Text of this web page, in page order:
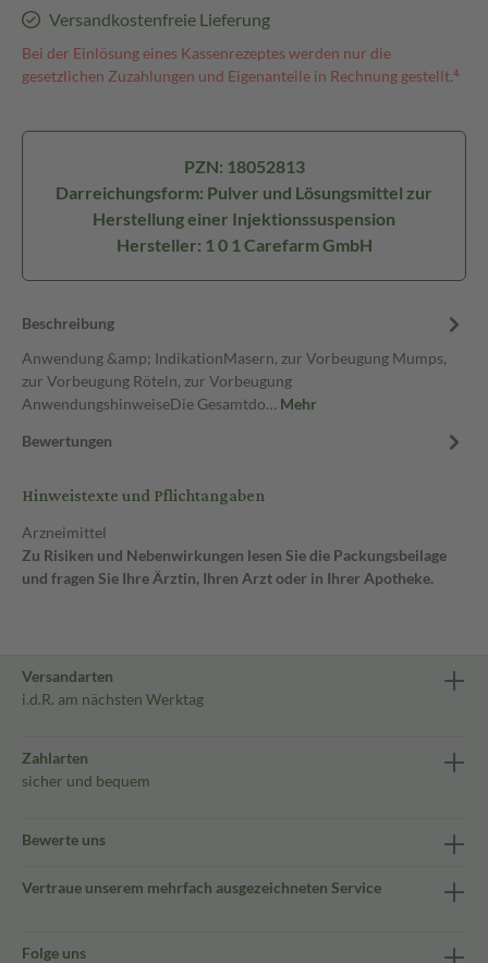
Versandkostenfreie Lieferung
Bei der Einlösung eines Kassenrezeptes werden nur die
gesetzlichen Zuzahlungen und Eigenanteile in Rechnung gestellt.⁴
PZN: 18052813
Darreichungsform: Pulver und Lösungsmittel zur
Herstellung einer Injektionssuspension
Hersteller: 1 0 1 Carefarm GmbH
Beschreibung
Anwendung &amp; IndikationMasern, zur Vorbeugung Mumps,
zur Vorbeugung Röteln, zur Vorbeugung
AnwendungshinweiseDie Gesamtdo… Mehr
Bewertungen
Hinweistexte und Pflichtangaben
Arzneimittel
Zu Risiken und Nebenwirkungen lesen Sie die Packungsbeilage
und fragen Sie Ihre Ärztin, Ihren Arzt oder in Ihrer Apotheke.
Versandarten
i.d.R. am nächsten Werktag
Zahlarten
sicher und bequem
Bewerte uns
Vertraue unserem mehrfach ausgezeichneten Service
Folge uns